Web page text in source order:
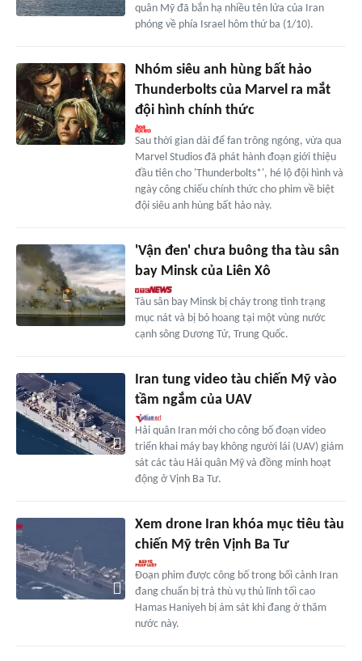
quân Mỹ đã bắn hạ nhiều tên lửa của Iran
phóng về phía Israel hôm thứ ba (1/10).
Nhóm siêu anh hùng bất hảo
Thunderbolts của Marvel ra mắt
đội hình chính thức
Sau thời gian dài để fan trông ngóng, vừa qua
Marvel Studios đã phát hành đoạn giới thiệu
đầu tiên cho 'Thunderbolts*', hé lộ đội hình và
ngày công chiếu chính thức cho phim về biệt
đội siêu anh hùng bất hảo này.
'Vận đen' chưa buông tha tàu sân
bay Minsk của Liên Xô
Tàu sân bay Minsk bị cháy trong tình trạng
mục nát và bị bỏ hoang tại một vùng nước
cạnh sông Dương Tử, Trung Quốc.
Iran tung video tàu chiến Mỹ vào
tầm ngắm của UAV
Hải quân Iran mới cho công bố đoạn video
triển khai máy bay không người lái (UAV) giám
sát các tàu Hải quân Mỹ và đồng minh hoạt
động ở Vịnh Ba Tư.
Xem drone Iran khóa mục tiêu tàu
chiến Mỹ trên Vịnh Ba Tư
Đoạn phim được công bố trong bối cảnh Iran
đang chuẩn bị trả thù vụ thủ lĩnh tối cao
Hamas Haniyeh bị ám sát khi đang ở thăm
nước này.